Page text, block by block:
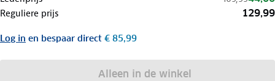
Reguliere prijs 129,99
Log in en bespaar direct € 85,99
Alleen in de winkel